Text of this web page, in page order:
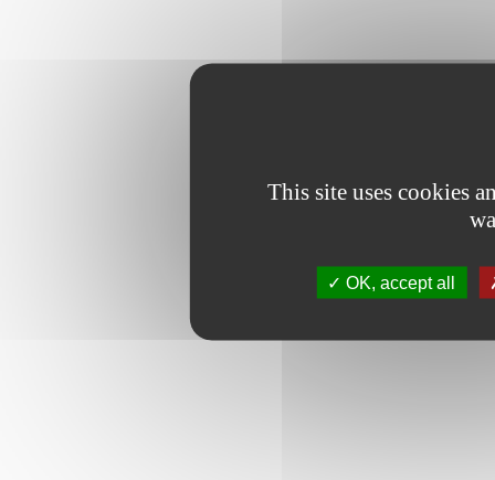
This site uses cookies
OK, accept all